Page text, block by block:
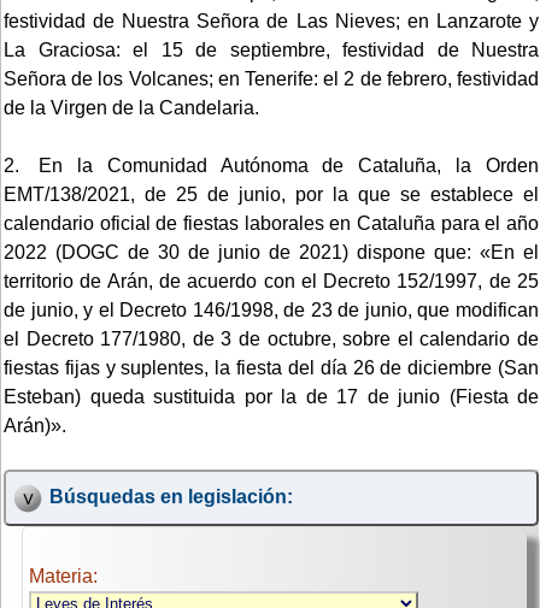
festividad de Nuestra Señora de Las Nieves; en Lanzarote y
La Graciosa: el 15 de septiembre, festividad de Nuestra
Señora de los Volcanes; en Tenerife: el 2 de febrero, festividad
de la Virgen de la Candelaria.
2. En la Comunidad Autónoma de Cataluña, la Orden
EMT/138/2021, de 25 de junio, por la que se establece el
calendario oficial de fiestas laborales en Cataluña para el año
2022 (DOGC de 30 de junio de 2021) dispone que: «En el
territorio de Arán, de acuerdo con el Decreto 152/1997, de 25
de junio, y el Decreto 146/1998, de 23 de junio, que modifican
el Decreto 177/1980, de 3 de octubre, sobre el calendario de
fiestas fijas y suplentes, la fiesta del día 26 de diciembre (San
Esteban) queda sustituida por la de 17 de junio (Fiesta de
Arán)».
Búsquedas en legislación:
Materia: